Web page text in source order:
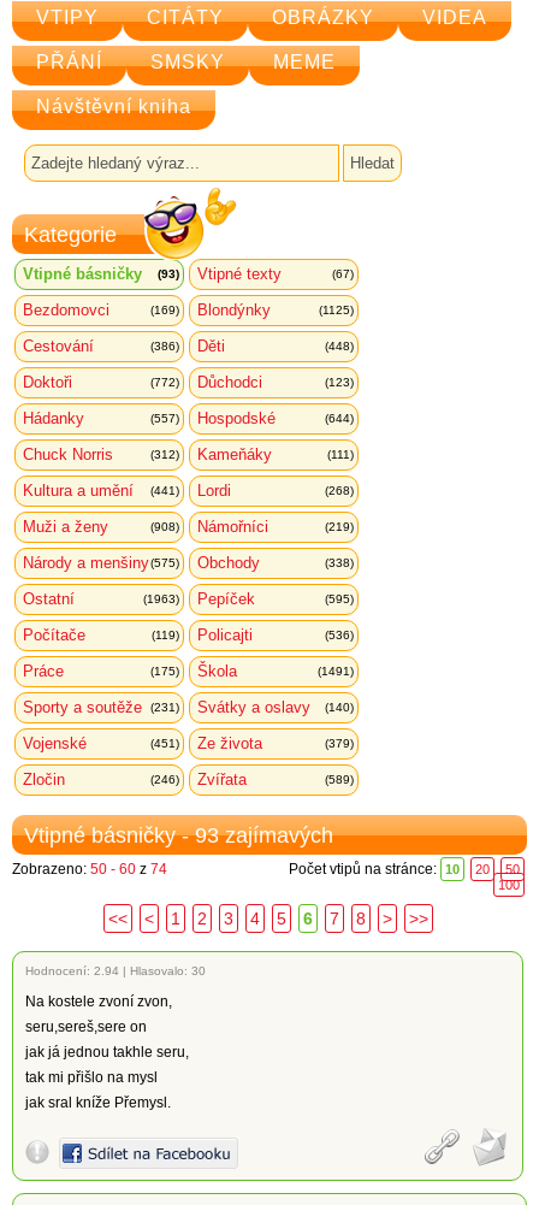
VTIPY CITÁTY OBRÁZKY VIDEA
PŘÁNÍ SMSKY MEME
Návštěvní kniha
Kategorie
Vtipné básničky (93) Vtipné texty (67)
Bezdomovci (169) Blondýnky (1125)
Cestování (386) Děti (448)
Doktoři (772) Důchodci (123)
Hádanky (557) Hospodské (644)
Chuck Norris (312) Kameňáky (111)
Kultura a umění (441) Lordi (268)
Muži a ženy (908) Námořníci (219)
Národy a menšiny(575) Obchody (338)
Ostatní (1963) Pepíček (595)
Počítače (119) Policajti (536)
Práce (175) Škola (1491)
Sporty a soutěže (231) Svátky a oslavy (140)
Vojenské (451) Ze života (379)
Zločin (246) Zvířata (589)
Vtipné básničky - 93 zajímavých
Zobrazeno: 50 - 60 z 74 Počet vtipů na stránce: 10 20
50
100
<< < 1 2 3 4 5 6 7 8 > >>
Hodnocení: 2.94 | Hlasovalo: 30
Na kostele zvoní zvon,
seru,sereš,sere on
jak já jednou takhle seru,
tak mi přišlo na mysl
jak sral kníže Přemysl.